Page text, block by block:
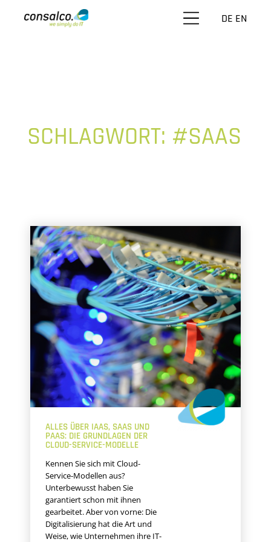
DE EN
SCHLAGWORT: #SAAS
ALLES ÜBER IAAS, SAAS UND
PAAS: DIE GRUNDLAGEN DER
CLOUD-SERVICE-MODELLE
Kennen Sie sich mit Cloud-
Service-Modellen aus?
Unterbewusst haben Sie
garantiert schon mit ihnen
gearbeitet. Aber von vorne: Die
Digitalisierung hat die Art und
Weise, wie Unternehmen ihre IT-